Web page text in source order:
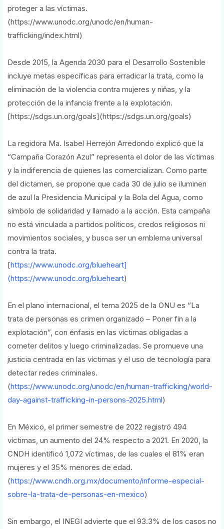
proteger a las víctimas.
(https://www.unodc.org/unodc/en/human-
trafficking/index.html)
Desde 2015, la Agenda 2030 para el Desarrollo Sostenible
incluye metas específicas para erradicar la trata, como la
eliminación de la violencia contra mujeres y niñas, y la
protección de la infancia frente a la explotación.
[https://sdgs.un.org/goals](https://sdgs.un.org/goals)
La regidora Ma. Isabel Herrejón Arredondo explicó que la
“Campaña Corazón Azul” representa el dolor de las víctimas
y la indiferencia de quienes las comercializan. Como parte
del dictamen, se propone que cada 30 de julio se iluminen
de azul la Presidencia Municipal y la Bola del Agua, como
símbolo de solidaridad y llamado a la acción. Esta campaña
no está vinculada a partidos políticos, credos religiosos ni
movimientos sociales, y busca ser un emblema universal
contra la trata.
[https://www.unodc.org/blueheart]
(https://www.unodc.org/blueheart)
En el plano internacional, el tema 2025 de la ONU es “La
trata de personas es crimen organizado – Poner fin a la
explotación”, con énfasis en las víctimas obligadas a
cometer delitos y luego criminalizadas. Se promueve una
justicia centrada en las víctimas y el uso de tecnología para
detectar redes criminales.
(https://www.unodc.org/unodc/en/human-trafficking/world-
day-against-trafficking-in-persons-2025.html)
En México, el primer semestre de 2022 registró 494
víctimas, un aumento del 24% respecto a 2021. En 2020, la
CNDH identificó 1,072 víctimas, de las cuales el 81% eran
mujeres y el 35% menores de edad.
(https://www.cndh.org.mx/documento/informe-especial-
sobre-la-trata-de-personas-en-mexico)
Sin embargo, el INEGI advierte que el 93.3% de los casos no